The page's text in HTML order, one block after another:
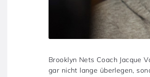
Brooklyn Nets Coach Jacque
gar nicht lange überlegen,